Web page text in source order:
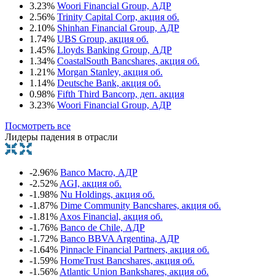
3.23% Woori Financial Group, АДР
2.56% Trinity Capital Corp, акция об.
2.10% Shinhan Financial Group, АДР
1.74% UBS Group, акция об.
1.45% Lloyds Banking Group, АДР
1.34% CoastalSouth Bancshares, акция об.
1.21% Morgan Stanley, акция об.
1.14% Deutsche Bank, акция об.
0.98% Fifth Third Bancorp, деп. акция
3.23% Woori Financial Group, АДР
Посмотреть все
Лидеры падения в отрасли
-2.96% Banco Macro, АДР
-2.52%AGI, акция об.
-1.98% Nu Holdings, акция об.
-1.87% Dime Community Bancshares, акция об.
-1.81%Axos Financial, акция об.
-1.76% Banco de Chile, АДР
-1.72% Banco BBVA Argentina, АДР
-1.64% Pinnacle Financial Partners, акция об.
-1.59% HomeTrust Bancshares, акция об.
-1.56%Atlantic Union Bankshares, акция об.